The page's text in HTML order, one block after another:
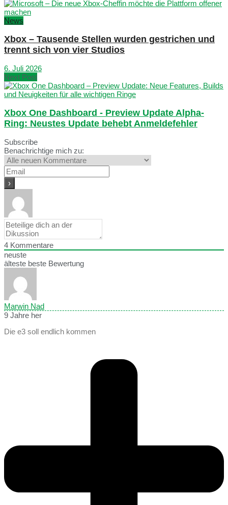
News
Xbox – Tausende Stellen wurden gestrichen und
trennt sich von vier Studios
6. Juli 2026
Next Post
Xbox One Dashboard - Preview Update Alpha-
Ring: Neustes Update behebt Anmeldefehler
Subscribe
Benachrichtige mich zu:
4 Kommentare
neuste
älteste beste Bewertung
Marwin Nad
9 Jahre her
Die e3 soll endlich kommen